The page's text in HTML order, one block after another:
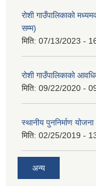
रोशी गाउँपालिकाको
सम्म)
मिति: 07/13/2023 -
रोशी गाउँपालिकाको
मिति: 09/22/2020 -
स्थानीय पुननिर्माण योजना
मिति: 02/25/2019 -
अन्य